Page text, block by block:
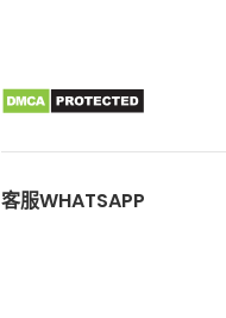
客服WHATSAPP